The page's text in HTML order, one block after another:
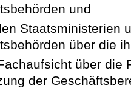
und
Staatsministerien
über die
über die
der